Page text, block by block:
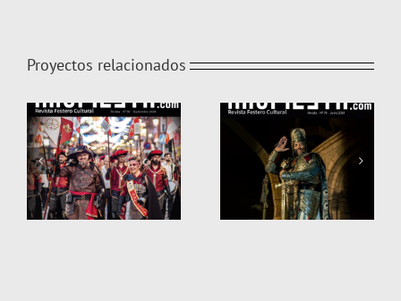
Proyectos relacionados
infoFIESTA 79 infoFIESTA 78